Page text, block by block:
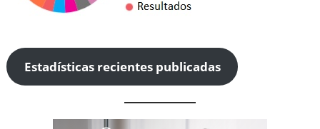
Estadísticas recientes publicadas